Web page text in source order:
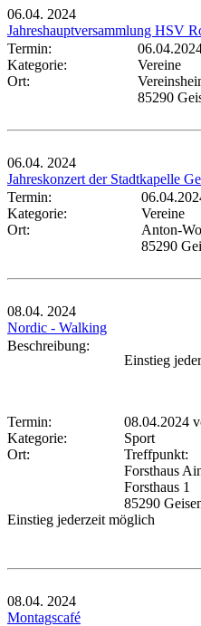
06.04. 2024
Jahreshauptversammlung HSV
Termin:
Kategorie:
Vereine
Ort:
85290
06.04. 2024
Jahreskonzert der Stadtkapelle
Termin:
Kategorie:
Vereine
Ort:
Anton-
85290
08.04. 2024
Nordic - Walking
Beschreibung:
Einstieg
Termin: 08.04.2024
Kategorie:
Sport
Ort:
Treffpunkt:
Forsthaus
Forsthaus 1
85290
Einstieg jederzeit möglich
08.04. 2024
Montagscafé